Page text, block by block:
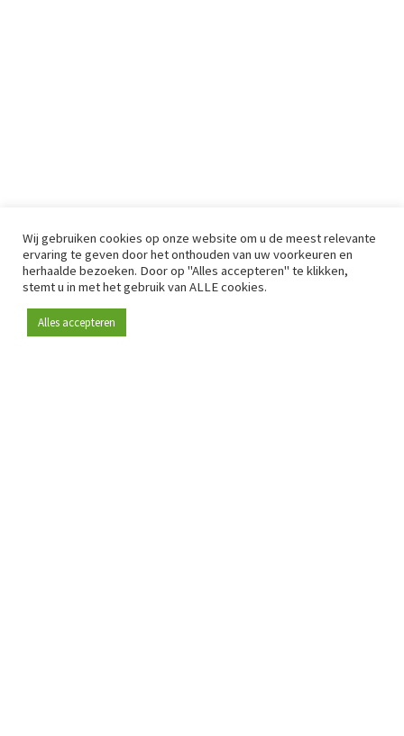
Wij gebruiken cookies op onze website om u de meest relevante
ervaring te geven door het onthouden van uw voorkeuren en
herhaalde bezoeken. Door op "Alles accepteren" te klikken,
stemt u in met het gebruik van ALLE cookies.
Alles accepteren